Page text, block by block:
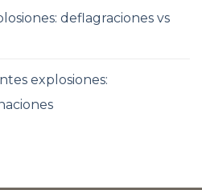
deflagraciones vs
explosiones: